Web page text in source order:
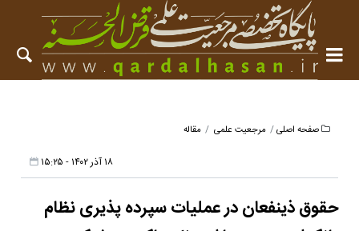
صفحه اصلی مرجعیت علمی مقاله
۱۸ آذر ۱۴۰۲ - ۱۵:۲۵
حقوق ذینفعان در عملیات سپرده پذیری نظام